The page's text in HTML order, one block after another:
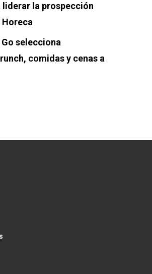
liderar la prospección
selecciona
comidas y cenas a